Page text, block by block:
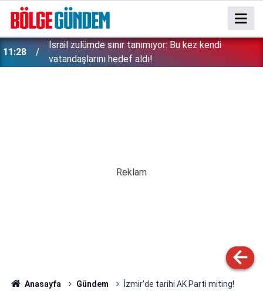
11:28
İsrail zulümde sınır tanımıyor: Bu kez kendi
vatandaşlarını hedef aldı!
Anasayfa Gündem
İzmir'de tarihi AK Parti miting!